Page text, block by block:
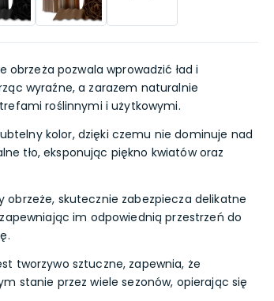
pozwala wprowadzić ład i
wyraźne, a zarazem naturalnie
roślinnymi i użytkowymi.
kolor, dzięki czemu nie dominuje nad
tło, eksponując piękno kwiatów oraz
obrzeże, skutecznie zabezpiecza delikatne
im odpowiednią przestrzeń do
tworzywo sztuczne, zapewnia, że
stanie przez wiele sezonów, opierając się